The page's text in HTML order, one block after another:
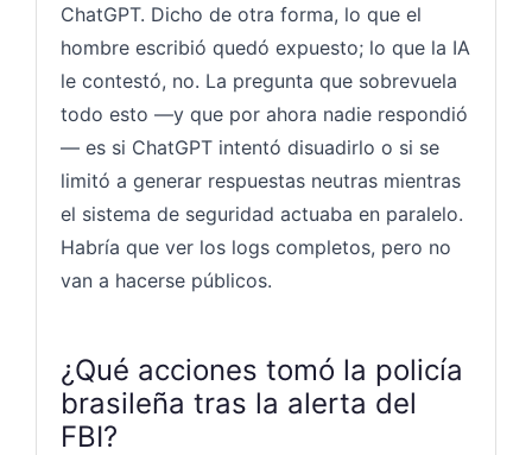
ChatGPT. Dicho de otra forma, lo que el
hombre escribió quedó expuesto; lo que la IA
le contestó, no. La pregunta que sobrevuela
todo esto —y que por ahora nadie respondió
— es si ChatGPT intentó disuadirlo o si se
limitó a generar respuestas neutras mientras
el sistema de seguridad actuaba en paralelo.
Habría que ver los logs completos, pero no
van a hacerse públicos.
¿Qué acciones tomó la policía
brasileña tras la alerta del
FBI?